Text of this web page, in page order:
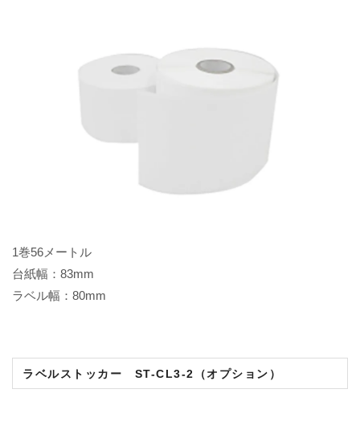
1巻56メートル
台紙幅：83mm
ラベル幅：80mm
ラベルストッカー ST-CL3-2 （オプション）